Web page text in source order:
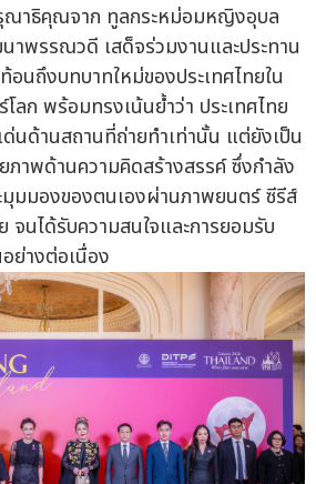
ณาธิคุณจาก ทูลกระหม่อมหญิงอุบล
พรรณวดี เสด็จร่วมงานและประทาน
นถึงบทบาทใหม่ของประเทศไทยใน
ลก พร้อมทรงเน้นย้ำว่า ประเทศไทย
ด่นด้านสถานที่ถ่ายทำเท่านั้น แต่ยังเป็น
ภาพด้านความคิดสร้างสรรค์ ซึ่งกำลัง
มมองของตนเองผ่านภาพยนตร์ ซีรีส์
นได้รับความสนใจและการยอมรับ
ย่างต่อเนื่อง